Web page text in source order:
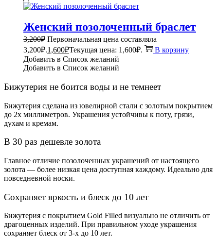
Женский позолоченный браслет
3,200₽ Первоначальная цена составляла
3,200₽.1,600₽Текущая цена: 1,600₽.
В корзину
Добавить в Список желаний
Добавить в Список желаний
Бижутерия не боится воды и не темнеет
Бижутерия сделана из ювелирной стали с золотым покрытием
до 2х миллиметров. Украшения устойчивы к поту, грязи,
духам и кремам.
В 30 раз дешевле золота
Главное отличие позолоченных украшений от настоящего
золота — более низкая цена доступная каждому. Идеально для
повседневной носки.
Сохраняет яркость и блеск до 10 лет
Бижутерия с покрытием Gold Filled визуально не отличить от
драгоценных изделий. При правильном уходе украшения
сохраняет блеск от 3-х до 10 лет.